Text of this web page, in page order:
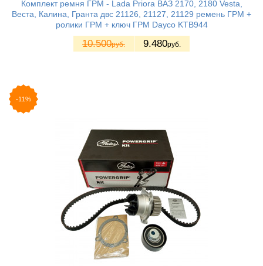
Комплект ремня ГРМ - Lada Priora ВАЗ 2170, 2180 Vesta,
Веста, Калина, Гранта двс 21126, 21127, 21129 ремень ГРМ +
ролики ГРМ + ключ ГРМ Dayco KTB944
10.500руб. 9.480руб.
-11%